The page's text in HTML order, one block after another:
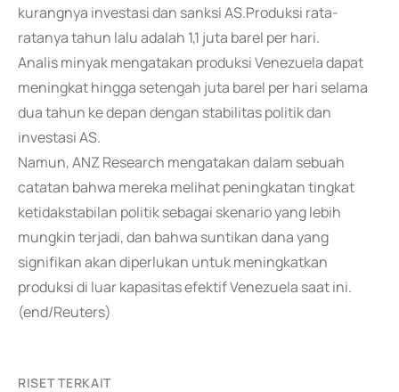
kurangnya investasi dan sanksi AS.Produksi rata-
ratanya tahun lalu adalah 1,1 juta barel per hari.
Analis minyak mengatakan produksi Venezuela dapat
meningkat hingga setengah juta barel per hari selama
dua tahun ke depan dengan stabilitas politik dan
investasi AS.
Namun, ANZ Research mengatakan dalam sebuah
catatan bahwa mereka melihat peningkatan tingkat
ketidakstabilan politik sebagai skenario yang lebih
mungkin terjadi, dan bahwa suntikan dana yang
signifikan akan diperlukan untuk meningkatkan
produksi di luar kapasitas efektif Venezuela saat ini.
(end/Reuters)
RISET TERKAIT